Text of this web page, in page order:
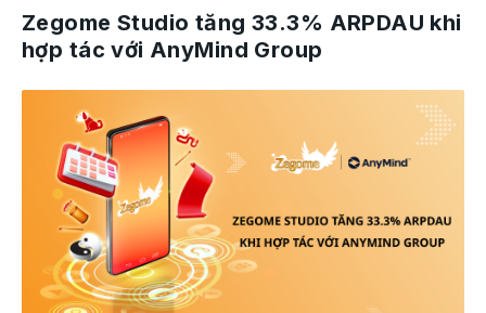
Zegome Studio tăng 33.3% ARPDAU khi
hợp tác với AnyMind Group